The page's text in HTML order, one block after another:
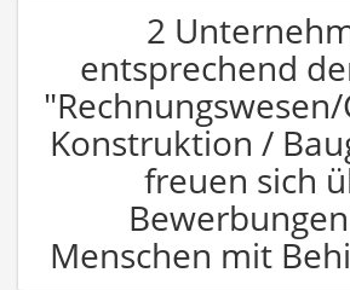
2
entsprechend
Konstruktion /
freuen sich
Menschen mit